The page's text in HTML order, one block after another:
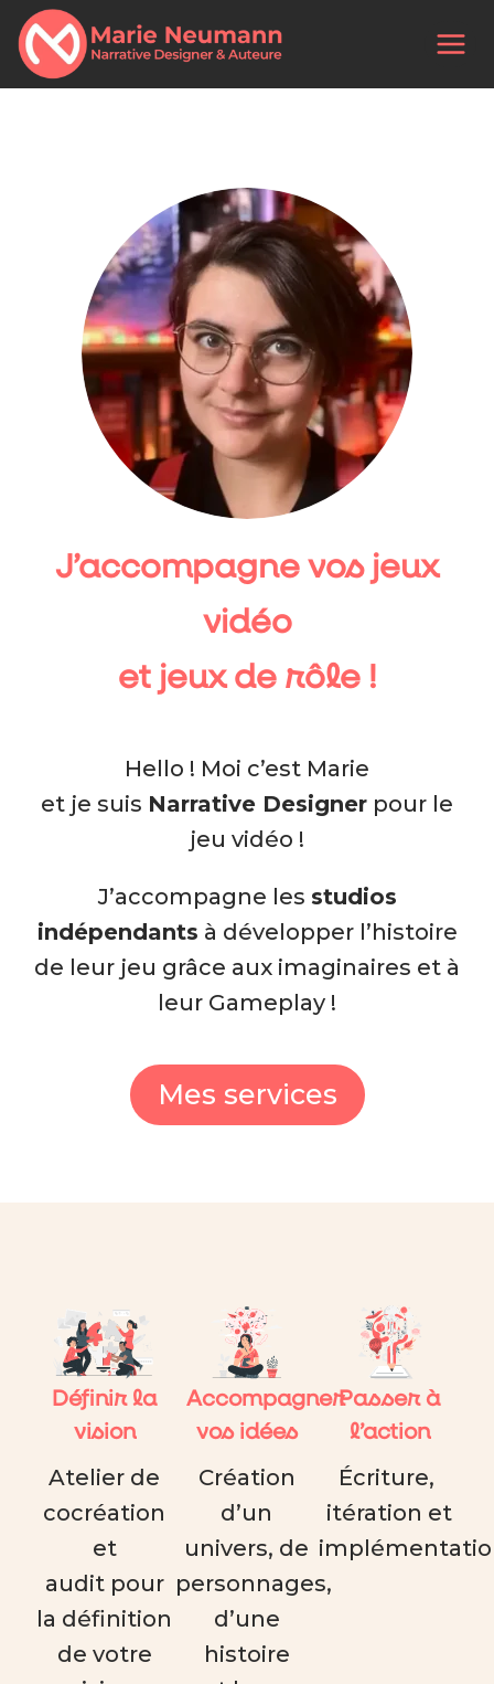
J’accompagne vos jeux
vidéo
et jeux de rôle !
Hello ! Moi c’est Marie
et je suis Narrative Designer pour le
jeu vidéo !
J’accompagne les studios
indépendants à développer l’histoire
de leur jeu grâce aux imaginaires et à
leur Gameplay !
Mes services
Définir la
vision
Atelier de
cocréation
et
audit pour
la définition
de votre
Accompagner
vos idées
Création
d’un
univers, de
personnages,
d’une
histoire
Passer à
l’action
Écriture,
itération et